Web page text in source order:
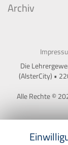
Archiv
Die
(AlsterCity) •
Alle Rechte ©